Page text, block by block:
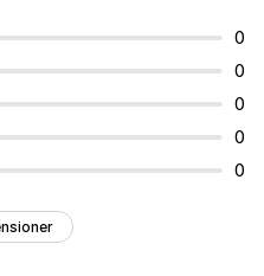
0
0
0
0
0